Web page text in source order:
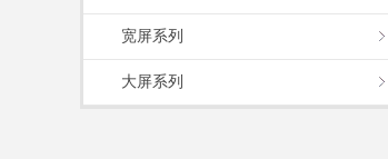
宽屏系列
大屏系列